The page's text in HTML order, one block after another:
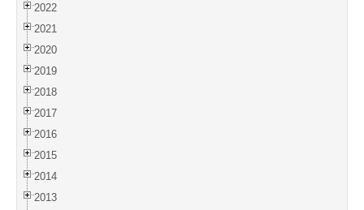
2022
2021
2020
2019
2018
2017
2016
2015
2014
2013